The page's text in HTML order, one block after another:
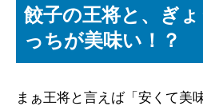
餃子の王将と、ぎ
っちが美味い！？
まぁ王将と言えば「安くて美